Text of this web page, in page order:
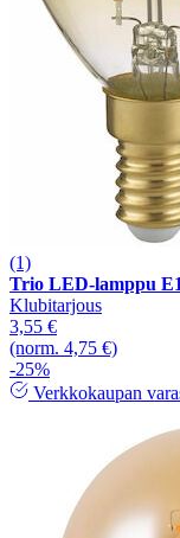
(1)
Trio LED-lamppu
Klubitarjous
3,55 €
(norm. 4,75 €)
-25%
Verkkokaupan